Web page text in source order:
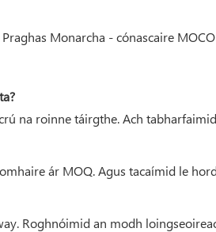
na roinne táirgthe. Ach
ár MOQ. Agus tacaímid le
Roghnóimid an modh